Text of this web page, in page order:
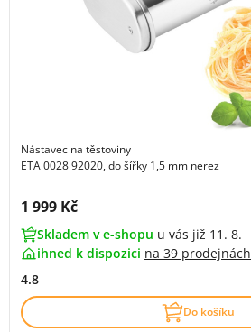
Nástavec na těstoviny
ETA 0028 92020, do šířky 1,5 mm nerez
Cena s DPH:
1 999 Kč
Skladem v e-shopu u vás již 11. 8.
ihned k dispozici na 39 prodejnách
4.8
Do košíku